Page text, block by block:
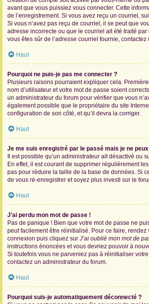
avant que vous puissiez vous connecter. Cette
de l’enregistrement. Si vous avez reçu un courriel,
Si vous n’avez pas reçu de courriel, il se peut que
adresse incorrecte ou que le courriel ait été traité par
vous êtes sûr de l’adresse courriel fournie, contactez
Haut
Pourquoi ne puis-je pas me connecter ?
Plusieurs raisons pourraient expliquer cela.
nom d’utilisateur et votre mot de passe soient
un administrateur du forum pour vérifier que vous
également possible que le propriétaire du site
configuration de son côté, et qu’il devra la corriger.
Haut
Je me suis enregistré par le passé mais je ne
Il est possible qu’un administrateur ait désactivé ou
En effet, il est courant de supprimer régulièrement
pas pour réduire la taille de la base de données. Si
de vous ré-enregistrer et soyez plus investi sur le
Haut
J’ai perdu mon mot de passe !
Pas de panique ! Bien que votre mot de passe ne
peut facilement être réinitialisé. Pour ce faire, rendez
connexion puis cliquez sur J’ai oublié mon mot de
instructions énoncées et vous devriez pouvoir à
Si toutefois vous ne parveniez pas à réinitialiser
contactez un administrateur du forum.
Haut
Pourquoi suis-je automatiquement déconnecté ?